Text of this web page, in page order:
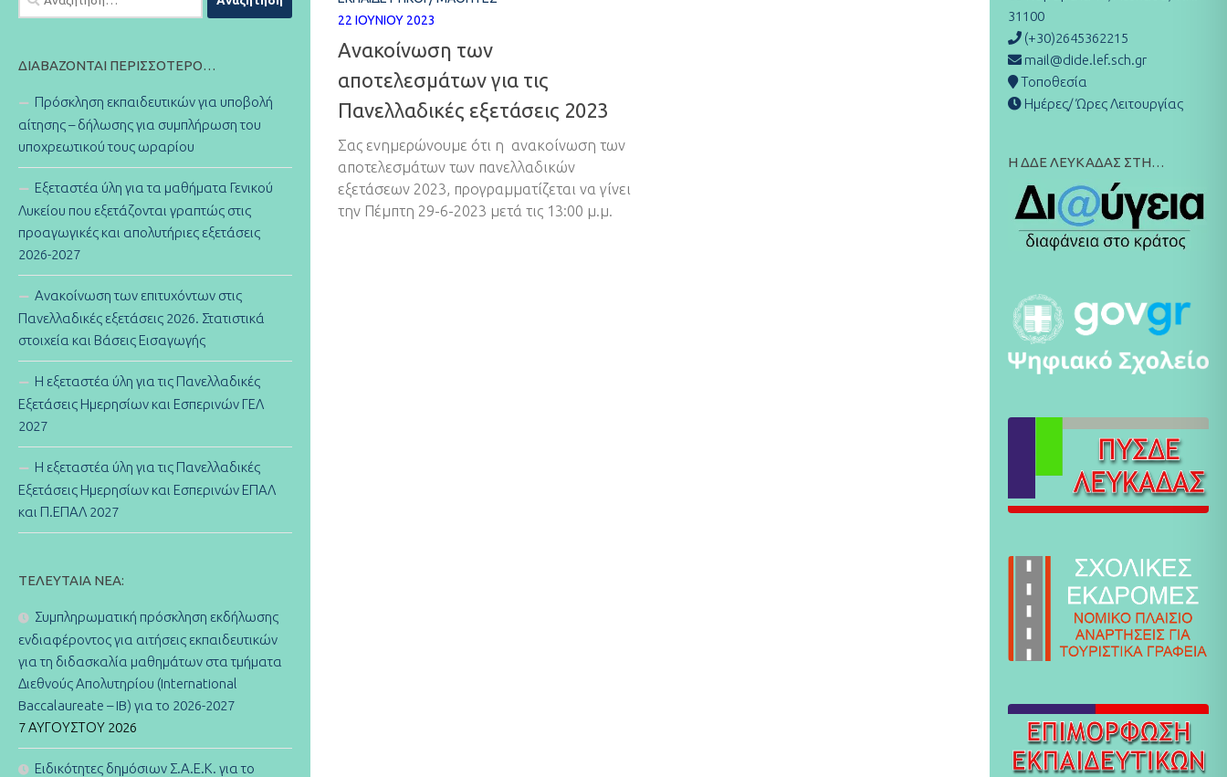
22 ΙΟΥΝΊΟΥ 2023
Ανακοίνωση των
αποτελεσμάτων για τις
Πανελλαδικές εξετάσεις 2023
Σας ενημερώνουμε ότι η ανακοίνωση των
αποτελεσμάτων των πανελλαδικών
εξετάσεων 2023, προγραμματίζεται να γίνει
την Πέμπτη 29-6-2023 μετά τις 13:00 μ.μ.
για:
ΔΙΑΒΆΖΟΝΤΑΙ ΠΕΡΙΣΣΌΤΕΡΟ…
Πρόσκληση εκπαιδευτικών για υποβολή
αίτησης – δήλωσης για συμπλήρωση του
υποχρεωτικού τους ωραρίου
Εξεταστέα ύλη για τα μαθήματα Γενικού
Λυκείου που εξετάζονται γραπτώς στις
προαγωγικές και απολυτήριες εξετάσεις
2026-2027
Ανακοίνωση των επιτυχόντων στις
Πανελλαδικές εξετάσεις 2026. Στατιστικά
στοιχεία και Βάσεις Εισαγωγής
Η εξεταστέα ύλη για τις Πανελλαδικές
Εξετάσεις Ημερησίων και Εσπερινών ΓΕΛ
2027
Η εξεταστέα ύλη για τις Πανελλαδικές
Εξετάσεις Ημερησίων και Εσπερινών ΕΠΑΛ
και Π.ΕΠΑΛ 2027
ΤΕΛΕΥΤΑΊΑ ΝΈΑ:
Συμπληρωματική πρόσκληση εκδήλωσης
ενδιαφέροντος για αιτήσεις εκπαιδευτικών
για τη διδασκαλία μαθημάτων στα τμήματα
Διεθνούς Απολυτηρίου (International
Baccalaureate – IB) για το 2026-2027
7 ΑΥΓΟΎΣΤΟΥ 2026
Ειδικότητες δημόσιων Σ.Α.Ε.Κ. για το
31100
(+30)2645362215
mail@dide.lef.sch.gr
Τοποθεσία
Ημέρες/ Ώρες Λειτουργίας
Η ΔΔΕ ΛΕΥΚΑΔΑΣ ΣΤΗ…